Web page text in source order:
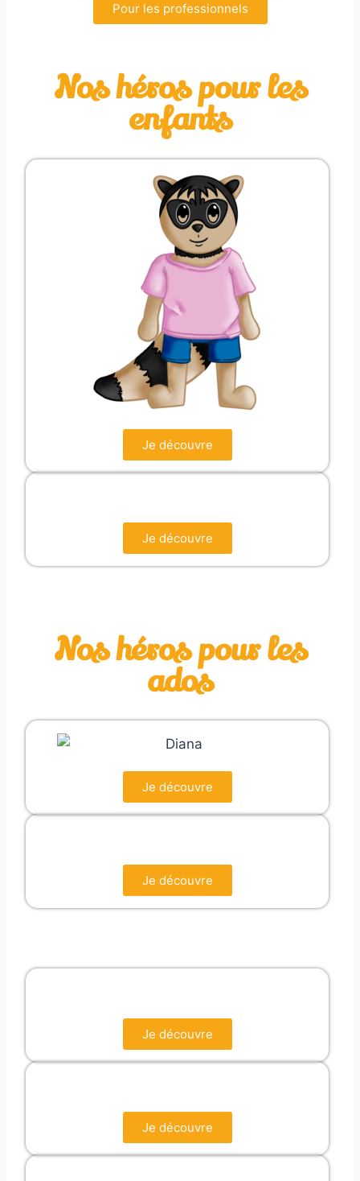
Pour les professionnels
Nos héros pour les
enfants
Je découvre
Je découvre
Nos héros pour les
ados
Je découvre
Je découvre
Je découvre
Je découvre